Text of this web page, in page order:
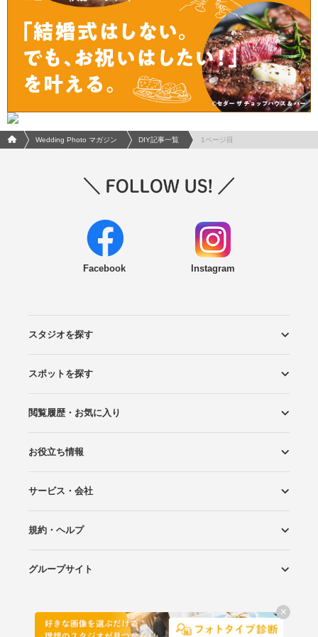
フォトウエディング/結婚写真のPhotorait ホーム
Wedding Photo マガジン DIY記事一覧 1ページ目
Facebook Instagram
スタジオを探す
エリアから探す
こだわりから探す
NEW PHOTO STYLE
プランから探す
フォトタイプ診断
フォトグラファーから探す
国内リゾートから探す
スポットを探す
ロケーションから探す
スタジオから探す
閲覧履歴・お気に入り
閲覧スタジオ
お気に入り
お役立ち情報
Wedding Photo マガジン
はじめてガイド
サービス・会社
Photoraitとは
スタジオの掲載について
お問い合わせ
運営会社
サイトマップ
規約・ヘルプ
プライバシーポリシー
利用規約
ヘルプ
グループサイト
Copyright©WEDDING PARK CO.,LTD.